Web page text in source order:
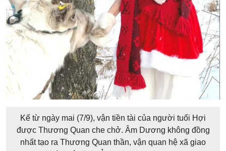
Kể từ ngày mai (7/9), vận tiền tài của người tuổi Hợi
được Thương Quan che chở. Âm Dương không đồng
nhất tạo ra Thương Quan thần, vận quan hệ xã giao